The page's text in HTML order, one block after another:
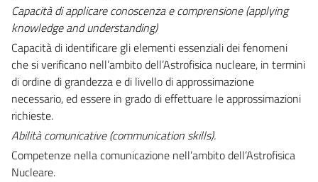
Capacità di applicare conoscenza e comprensione (applying
knowledge and understanding)
Capacità di identificare gli elementi essenziali dei fenomeni
che si verificano nell’ambito dell’Astrofisica nucleare, in termini
di ordine di grandezza e di livello di approssimazione
necessario, ed essere in grado di effettuare le approssimazioni
richieste.
Abilità comunicative (communication skills).
Competenze nella comunicazione nell’ambito dell’Astrofisica
Nucleare.